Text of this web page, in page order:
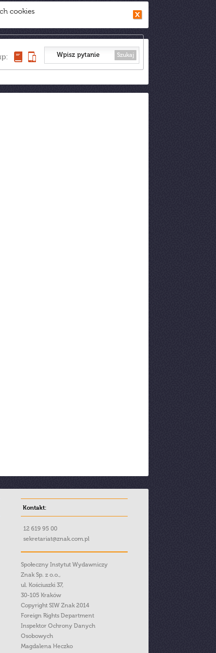
cookies
Szukaj
Kontakt:
12 619 95 00
sekretariat@znak.com.pl
Społeczny Instytut Wydawniczy
Znak Sp. z o.o.,
ul. Kościuszki 37,
30-105 Kraków
Copyright SIW Znak 2014
Foreign Rights Department
Inspektor Ochrony Danych
Osobowych
Magdalena Heczko